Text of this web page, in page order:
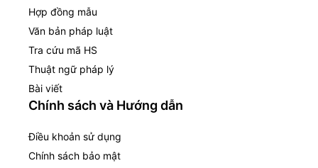
Hợp đồng mẫu
Văn bản pháp luật
Tra cứu mã HS
Thuật ngữ pháp lý
Bài viết
Chính sách và Hướng dẫn
Điều khoản sử dụng
Chính sách bảo mật